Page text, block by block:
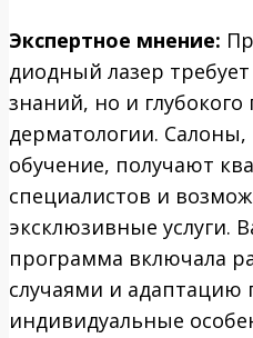
Экспертное мнение:
диодный лазер
знаний, но и
дерматологии.
обучение, получают
специалистов и
эксклюзивные услуги.
программа включала
случаями и адаптацию
индивидуальные